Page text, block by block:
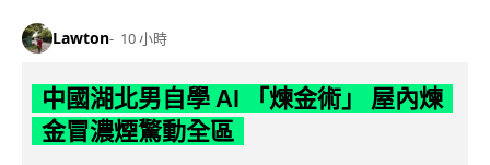
Lawton 10 小時
中國湖北男自學 AI 「煉金術」 屋內煉
金冒濃煙驚動全區